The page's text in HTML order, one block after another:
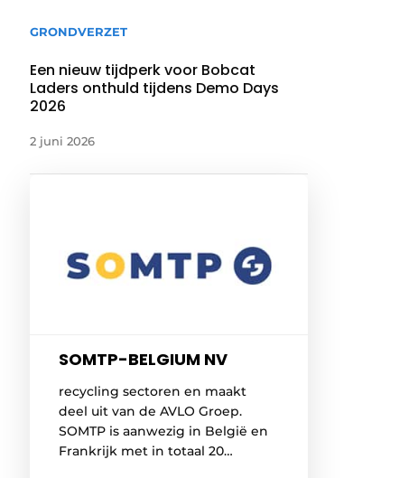
GRONDVERZET
Een nieuw tijdperk voor Bobcat
Laders onthuld tijdens Demo Days
2026
2 juni 2026
SOMTP-BELGIUM NV
recycling sectoren en maakt
deel uit van de AVLO Groep.
SOMTP is aanwezig in België en
Frankrijk met in totaal 20